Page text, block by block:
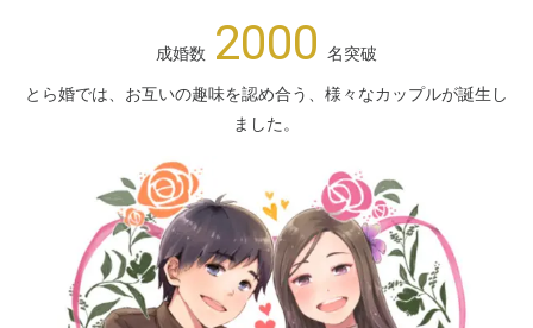
成婚数 2000 名突破
とら婚では、お互いの趣味を認め合う、様々なカップルが誕生し
ました。